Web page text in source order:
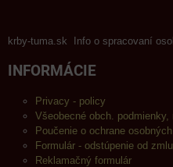
krby-tuma.sk Info o spracovaní
INFORMÁCIE
Privacy - policy
Všeobecné obch. podmienky,
Poučenie o ochrane
Formulár - odstúpenie od
Reklamačný formulár